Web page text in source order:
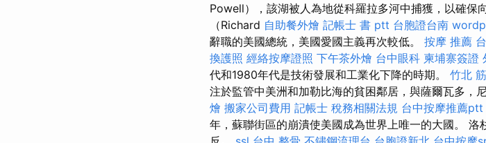
Powell），該湖被人為地從科羅拉多河中捕獲，以確保
（Richard 自助餐外燴 記帳士 書 ptt 台胞證台南
辭職的美國總統，美國愛國主義再次較低。 按摩 推薦
換護照 經絡按摩證照 下午茶外燴 台中眼科 柬埔寨簽證
代和1980年代是技術發展和工業化下降的時期。 竹北
注於監管中美洲和加勒比海的貧困鄰居，與薩爾瓦多，
燴 搬家公司費用 記帳士 稅務相關法規 台中按摩推薦ptt
年，蘇聯街區的崩潰使美國成為世界上唯一的大國。